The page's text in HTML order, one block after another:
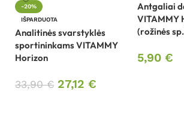
-20%
IŠPARDUOTA
Analitinės svarstyklės
sportininkams VITAMMY
Horizon
33,90€ 27,12 €
Antgaliai
VITAMMY
(rožinės
5,90 €